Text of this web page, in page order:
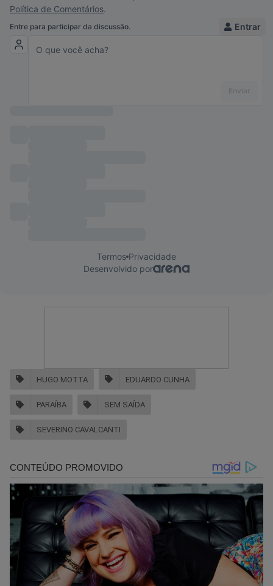
HUGO MOTTA EDUARDO CUNHA
PARAÍBA SEM SAÍDA
SEVERINO CAVALCANTI